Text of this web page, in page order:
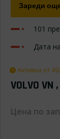
Зареди
101
Дата
Активна от
VOLVO VN
Цена по